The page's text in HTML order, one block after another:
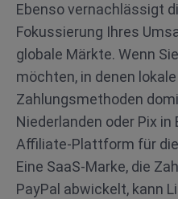
Ebenso vernachlässigt
Fokussierung Ihres
globale Märkte. Wenn
möchten, in denen
Zahlungsmethoden
Niederlanden oder Pix in
Affiliate-Plattform für
Eine SaaS-Marke, die
PayPal abwickelt, kann